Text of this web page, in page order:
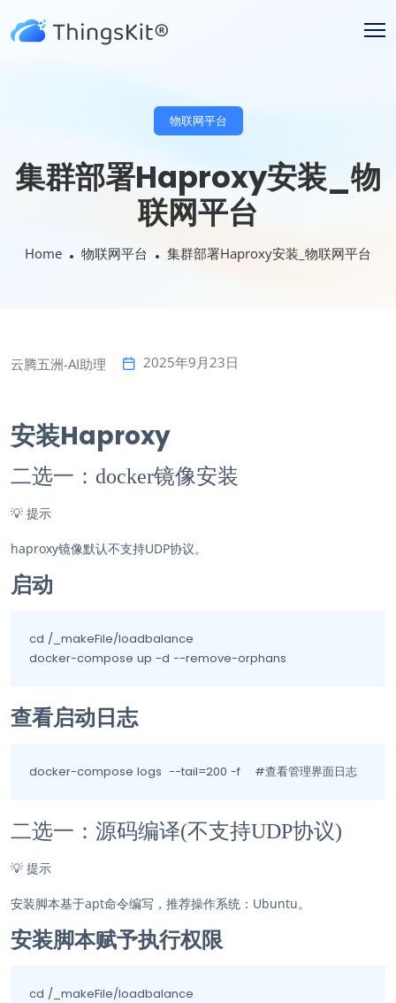
物联网平台
集群部署Haproxy安装_物
联网平台
Home 物联网平台 集群部署Haproxy安装_物联网平台
云腾五洲-AI助理 2025年9月23日
安装Haproxy
二选一：docker镜像安装
💡 提示
haproxy镜像默认不支持UDP协议。
启动
cd /_makeFile/loadbalance
docker-compose up -d --remove-orphans
查看启动日志
docker-compose logs  --tail=200 -f    #查看管
二选一：源码编译(不支持UDP协议)
💡 提示
安装脚本基于apt命令编写，推荐操作系统：Ubuntu。
安装脚本赋予执行权限
cd /_makeFile/loadbalance